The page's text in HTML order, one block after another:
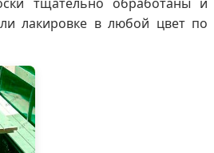
лакировке в любой цвет по